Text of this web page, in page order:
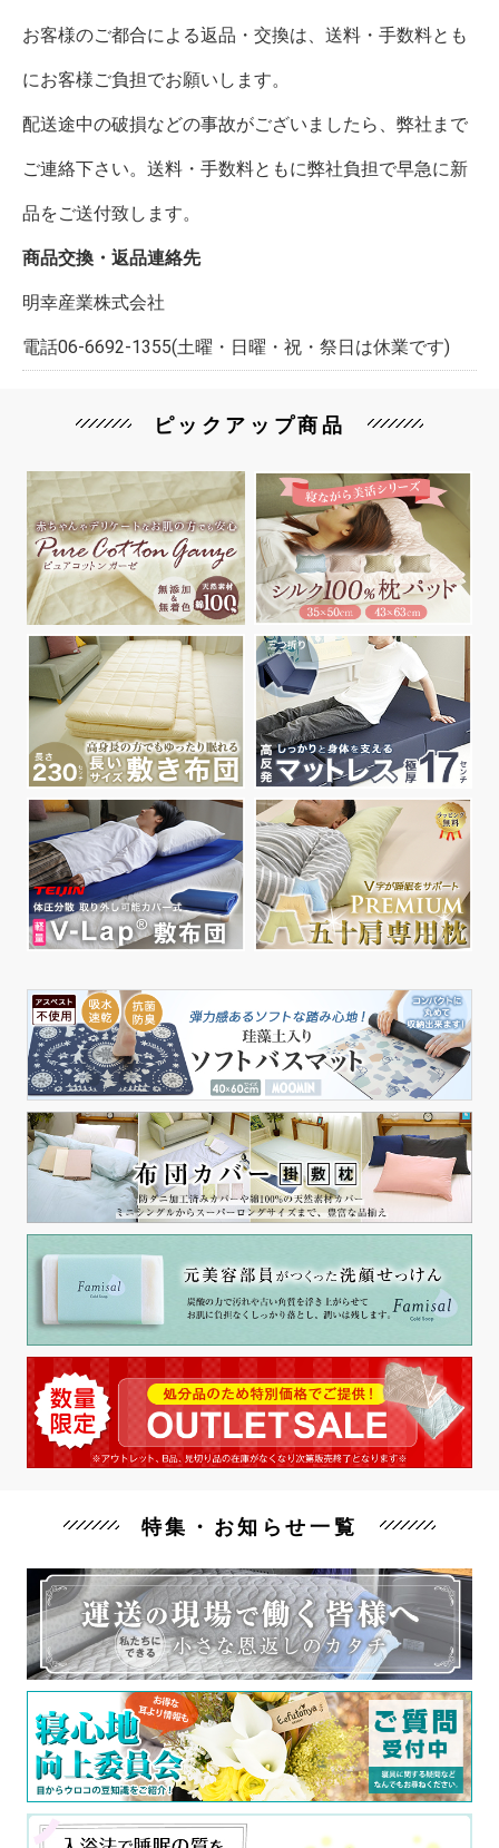
お客様のご都合による返品・交換は、送料・手数料とも
にお客様ご負担でお願いします。
配送途中の破損などの事故がございましたら、弊社まで
ご連絡下さい。送料・手数料ともに弊社負担で早急に新
品をご送付致します。
商品交換・返品連絡先
明幸産業株式会社
電話06-6692-1355(土曜・日曜・祝・祭日は休業です)
ピックアップ商品
特集・お知らせ一覧